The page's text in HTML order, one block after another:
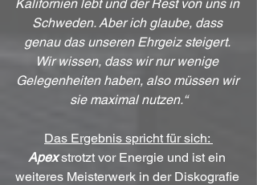
Kalifornien lebt und der Rest von uns in
Schweden. Aber ich glaube, dass
genau das unseren Ehrgeiz steigert.
Wir wissen, dass wir nur wenige
Gelegenheiten haben, also müssen wir
sie maximal nutzen.“
Das Ergebnis spricht für sich:
Apex strotzt vor Energie und ist ein
weiteres Meisterwerk in der Diskografie